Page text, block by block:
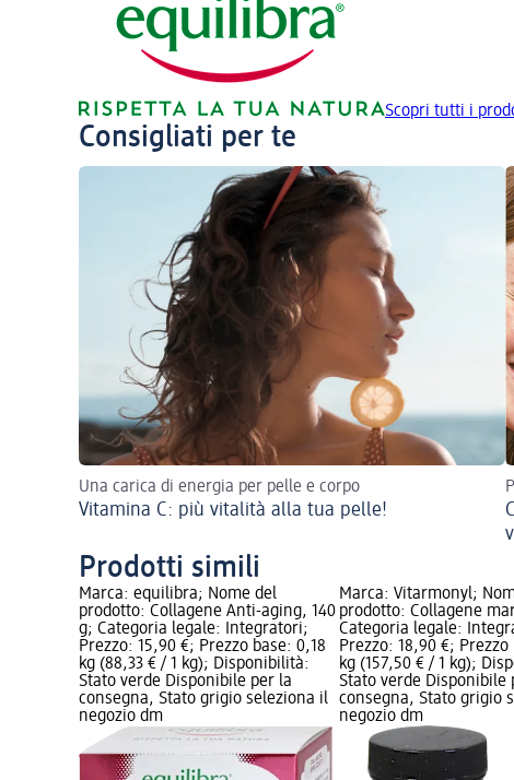
Scopri tutti i
Consigliati per te
Una carica di energia per pelle e corpo
Vitamina C: più vitalità alla tua pelle!
Prodotti simili
Marca: equilibra; Nome del
prodotto: Collagene Anti-aging, 140
g; Categoria legale: Integratori;
Prezzo: 15,90 €; Prezzo base: 0,18
kg (88,33 € / 1 kg); Disponibilità:
Stato verde Disponibile per la
consegna, Stato grigio seleziona il
negozio dm
Marca: Vitarmonyl;
prodotto: Collagene
Categoria legale:
Prezzo: 18,90 €; Prezzo
kg (157,50 € / 1 kg);
Stato verde Disponibile
consegna, Stato grigio
negozio dm